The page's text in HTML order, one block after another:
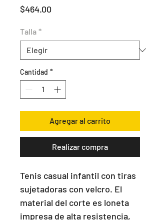
$464.00
Talla *
Cantidad *
Agregar al carrito
Realizar compra
Tenis casual infantil con tiras
sujetadoras con velcro. El
material del corte es loneta
impresa de alta resistencia,